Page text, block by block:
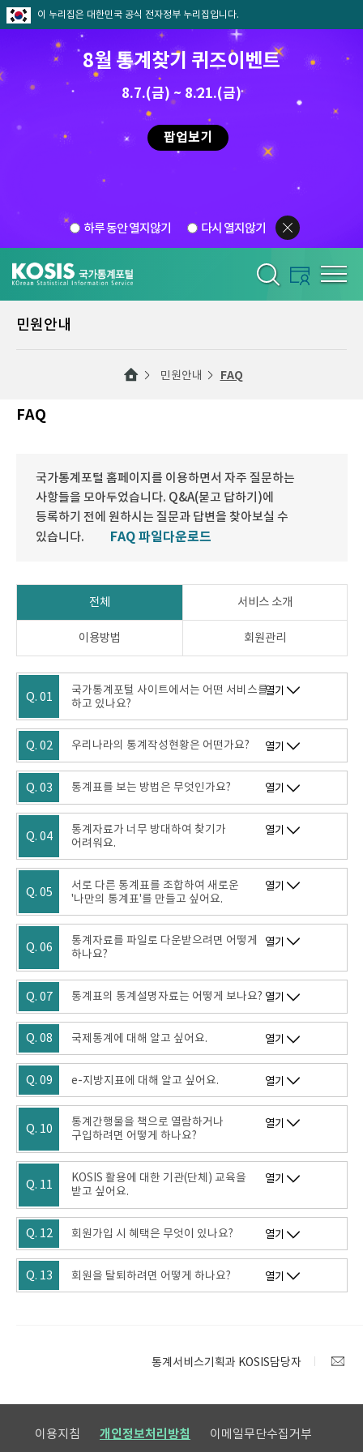
이 누리집은 대한민국 공식 전자정부 누리집입니다.
8월 통계찾기 퀴즈이벤트
8.7.(금) ~ 8.21.(금)
팝업보기
하루 동안 열지않기 다시 열지않기
민원안내
민원안내 FAQ
FAQ
국가통계포털 홈페이지를 이용하면서 자주 질문하는
사항들을 모아두었습니다. Q&A(묻고 답하기)에
등록하기 전에 원하시는 질문과 답변을 찾아보실 수
있습니다.
FAQ 파일다운로드
전체 서비스 소개
이용방법 회원관리
Q. 01
국가통계포털 사이트에서는 어떤 서비스를
하고 있나요?
열기
Q. 02 우리나라의 통계작성현황은 어떤가요? 열기
Q. 03 통계표를 보는 방법은 무엇인가요? 열기
Q. 04
통계자료가 너무 방대하여 찾기가
어려워요.
열기
Q. 05
서로 다른 통계표를 조합하여 새로운
'나만의 통계표'를 만들고 싶어요.
열기
Q. 06
통계자료를 파일로 다운받으려면 어떻게
하나요?
열기
Q. 07 통계표의 통계설명자료는 어떻게 보나요? 열기
Q. 08 국제통계에 대해 알고 싶어요. 열기
Q. 09 e-지방지표에 대해 알고 싶어요. 열기
Q. 10
통계간행물을 책으로 열람하거나
구입하려면 어떻게 하나요?
열기
Q. 11
KOSIS 활용에 대한 기관(단체) 교육을
받고 싶어요.
열기
Q. 12 회원가입 시 혜택은 무엇이 있나요? 열기
Q. 13 회원을 탈퇴하려면 어떻게 하나요? 열기
통계서비스기획과 KOSIS담당자
이용지침 개인정보처리방침 이메일무단수집거부